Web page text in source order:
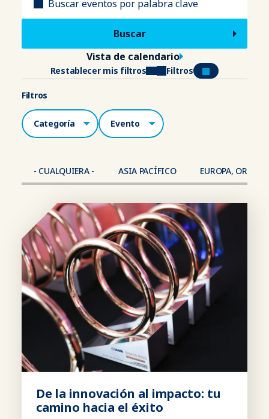
Vista de calendario
Restablecer mis filtros Filtros
Filtros
Categorías Lugar
- CUALQUIERA - ASIA PACÍFICO EUROPA,
De la innovación al impacto: tu
camino hacia el éxito